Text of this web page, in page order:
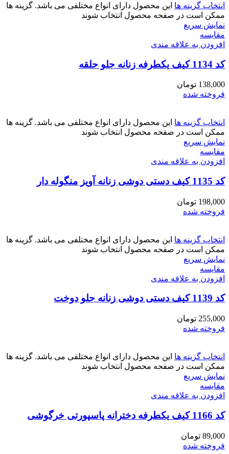
انتخاب گزینه ها این محصول دارای انواع مختلفی می باشد. گزینه ها
ممکن است در صفحه محصول انتخاب شوند
نمایش سریع
مقايسه
افزودن به علاقه مندی
کد 1134 کیف یکطرفه زنانه جلو حلقه
138,000 تومان
فروخته شده
انتخاب گزینه ها این محصول دارای انواع مختلفی می باشد. گزینه ها
ممکن است در صفحه محصول انتخاب شوند
نمایش سریع
مقايسه
افزودن به علاقه مندی
کد 1135 کیف دستی دوشی زنانه آویز منگوله دار
198,000 تومان
فروخته شده
انتخاب گزینه ها این محصول دارای انواع مختلفی می باشد. گزینه ها
ممکن است در صفحه محصول انتخاب شوند
نمایش سریع
مقايسه
افزودن به علاقه مندی
کد 1139 کیف دستی دوشی زنانه جلو دوخت
255,000 تومان
فروخته شده
انتخاب گزینه ها این محصول دارای انواع مختلفی می باشد. گزینه ها
ممکن است در صفحه محصول انتخاب شوند
نمایش سریع
مقايسه
افزودن به علاقه مندی
کد 1166 کیف یکطرفه دخترانه پاسپورتی خرگوشی
89,000 تومان
فروخته شده